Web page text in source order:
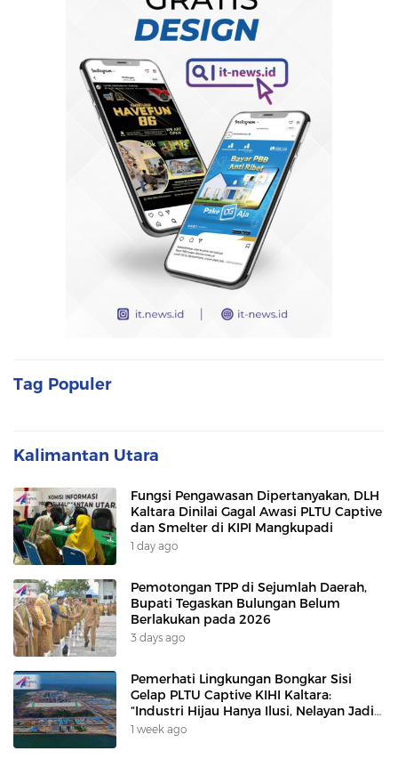
Tag Populer
Kalimantan Utara
Fungsi Pengawasan Dipertanyakan, DLH
Kaltara Dinilai Gagal Awasi PLTU Captive
dan Smelter di KIPI Mangkupadi
1 day ago
Pemotongan TPP di Sejumlah Daerah,
Bupati Tegaskan Bulungan Belum
Berlakukan pada 2026
3 days ago
Pemerhati Lingkungan Bongkar Sisi
Gelap PLTU Captive KIHI Kaltara:
“Industri Hijau Hanya Ilusi, Nelayan Jadi
Korban”
1 week ago